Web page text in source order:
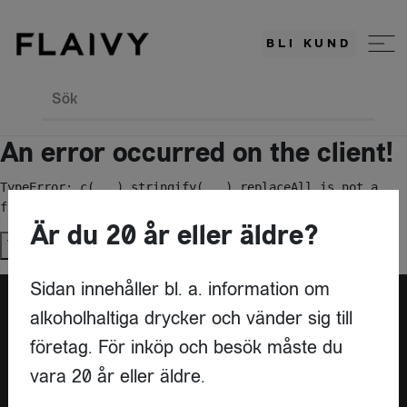
BLI KUND
Sök
An error occurred on the client!
TypeError: c(...).stringify(...).replaceAll is not a
function
Try again
Är du leverantör?
Är du 20 år eller äldre?
Sidan innehåller bl. a. information om
alkoholhaltiga drycker och vänder sig till
företag. För inköp och besök måste du
vara 20 år eller äldre.